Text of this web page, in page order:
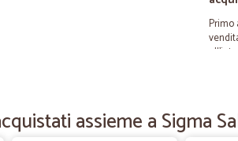
assieme a Sigma